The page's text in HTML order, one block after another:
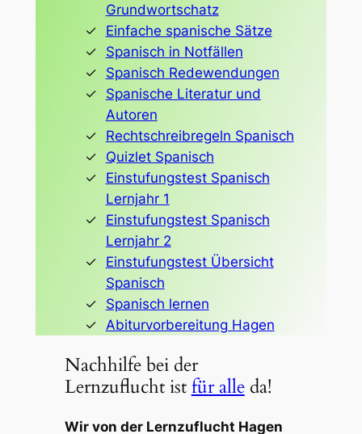
Grundwortschatz
Einfache spanische Sätze
Spanisch in Notfällen
Spanisch Redewendungen
Spanische Literatur und
Autoren
Rechtschreibregeln Spanisch
Quizlet Spanisch
Einstufungstest Spanisch
Lernjahr 1
Einstufungstest Spanisch
Lernjahr 2
Einstufungstest Übersicht
Spanisch
Spanisch lernen
Abiturvorbereitung Hagen
Nachhilfe bei der
Lernzuflucht istfür alleda!
Wir von der Lernzuflucht Hagen